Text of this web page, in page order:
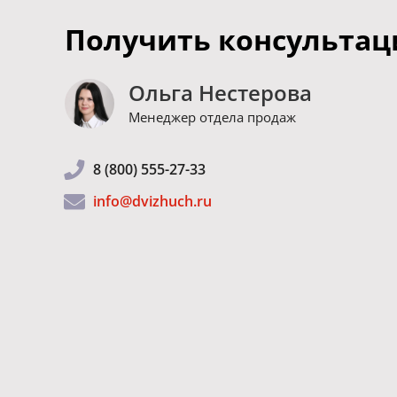
Получить
Ольга Нестерова
Менеджер отдела продаж
8 (800) 555-27-33
info@dvizhuch.ru